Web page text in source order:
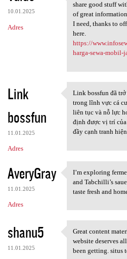
10.01.2025
Adres
share good stuff
of great
I need, thanks to
here.
https://
harga-sewa-mobil-
Link
bossfun
11.01.2025
Adres
Link bossfun
Link bossfun đã
trong lĩnh vực cá
liên tục và nỗ lực
định được vị trí
đầy cạnh tranh hiện
AveryGray
11.01.2025
Adres
I’m exploring
I’m exploring
and Tabchilli’s
taste fresh and
shanu5
11.01.2025
Great content
Great content
website deserves
been getting. situs